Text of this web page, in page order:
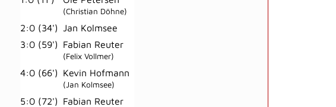
(Christian Döhne)
2:0 (34')
Jan Kolmsee
3:0 (59')
Fabian Reuter
(Felix Vollmer)
4:0 (66') Kevin Hofmann
(Jan Kolmsee)
5:0 (72') Fabian Reuter